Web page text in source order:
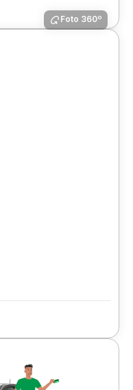
Foto 360º